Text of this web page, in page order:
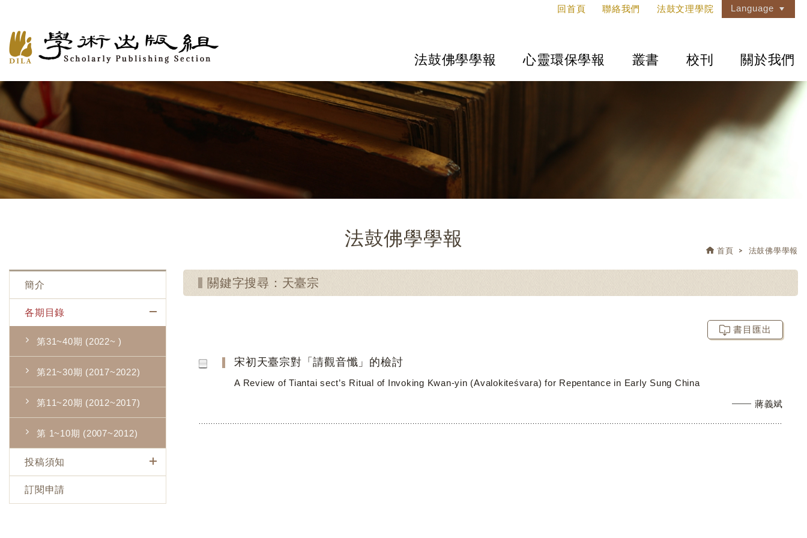
回首頁 聯絡我們 法鼓文理學院 Language
法鼓佛學學報 心靈環保學報 叢書 校刊 關於我們
法鼓佛學學報
首頁 法鼓佛學學報
簡介
各期目錄
第31~40期 (2022~ )
第21~30期 (2017~2022)
第11~20期 (2012~2017)
第 1~10期 (2007~2012)
投稿須知
訂閱申請
關鍵字搜尋：天臺宗
書目匯出
宋初天臺宗對「請觀音懺」的檢討
A Review of Tiantai sect’s Ritual of Invoking Kwan-yin (Avalokiteśvara) for Repentance in Early Sung China
蔣義斌